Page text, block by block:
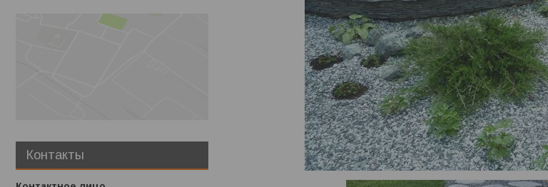
Контакты